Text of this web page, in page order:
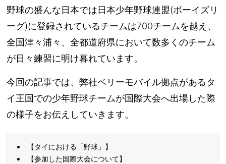
野球の盛んな日本では日本少年野球連盟(ボーイズリ
ーグ)に登録されているチームは700チームを越え、
全国津々浦々、全都道府県において数多くのチーム
が日々練習に明け暮れています。
今回の記事では、弊社ベリーモバイル拠点があるタ
イ王国での少年野球チームが国際大会へ出場した際
の様子をお伝えしていきます。
【タイにおける「野球」】
【参加した国際大会について】